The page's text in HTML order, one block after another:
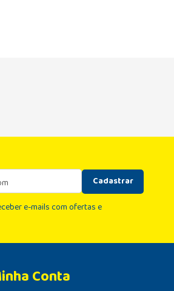
Cadastrar
e-mails com ofertas e
Conta